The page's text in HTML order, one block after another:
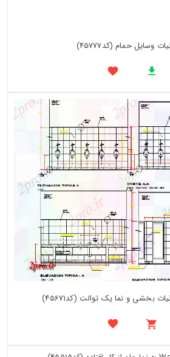
وسایل حمام (کد45777)
بخشی و نما یک توالت (کد45671)